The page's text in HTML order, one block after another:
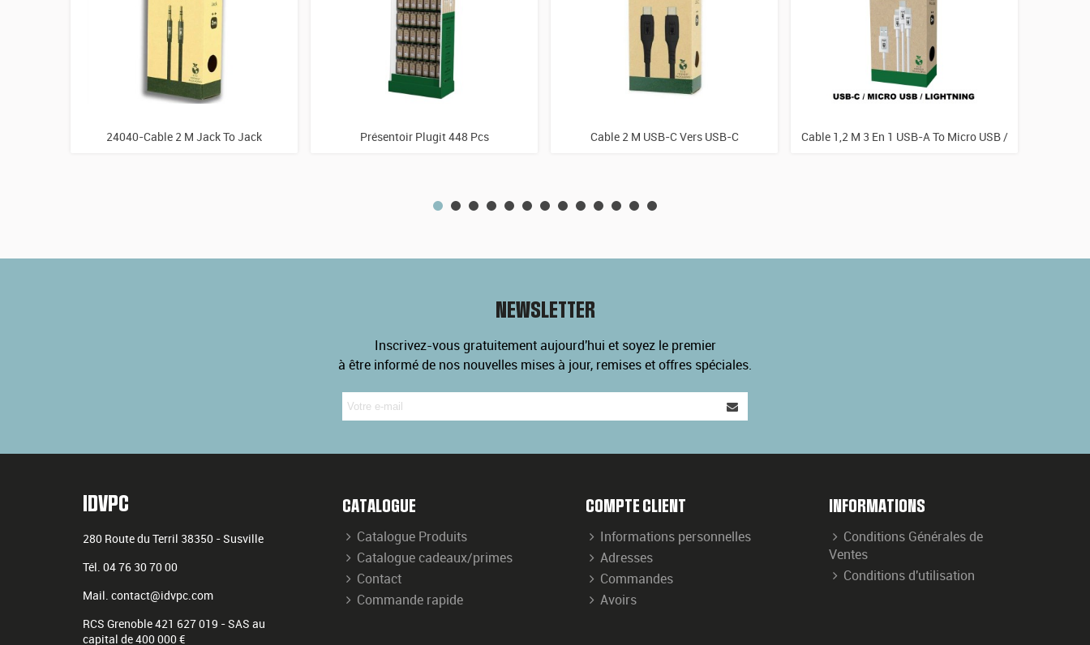
24040-Cable 2 M Jack To Jack Présentoir Plugit 448 Pcs Cable 2 M USB-C Vers USB-C
Cable 1,2 M 3 En 1 USB-A To Micro USB /
NEWSLETTER
Inscrivez-vous gratuitement aujourd'hui et soyez le premier
à être informé de nos nouvelles mises à jour, remises et offres spéciales.
IDVPC
280 Route du Terril 38350 -Susville
Tél. 04 76 30 70 00
Mail. contact@idvpc.com
RCS Grenoble 421 627 019 - SAS au
capital de 400 000 €
CATALOGUE
Catalogue Produits
Catalogue cadeaux/primes
Contact
Commande rapide
COMPTE CLIENT
Informations personnelles
Adresses
Commandes
Avoirs
INFORMATIONS
Conditions Générales de
Ventes
Conditions d'utilisation